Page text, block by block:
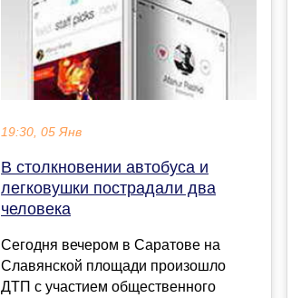
19:30, 05 Янв
В столкновении автобуса и
легковушки пострадали два
человека
Сегодня вечером в Саратове на
Славянской площади произошло
ДТП с участием общественного